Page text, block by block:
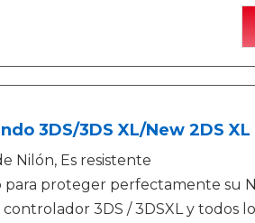
3DS/3DS XL/New 2DS
Nilón, Es resistente
para proteger perfectamente su
3DS / 3DSXL y todos